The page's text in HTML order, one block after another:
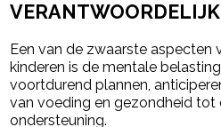
Een van de zwaarste
kinderen is de mentale
voortdurend plannen,
van voeding en gezondheid
ondersteuning.